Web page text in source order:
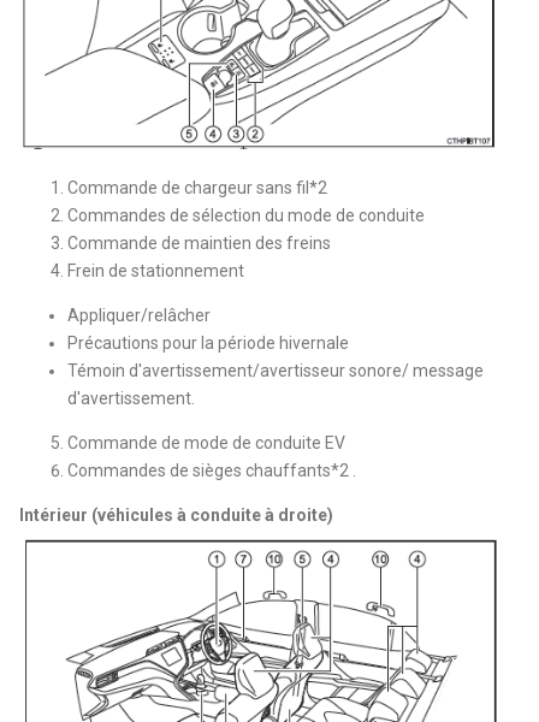
Commande de chargeur sans fil*2
Commandes de sélection du mode de conduite
Commande de maintien des freins
Frein de stationnement
Appliquer/relâcher
Précautions pour la période hivernale
Témoin d'avertissement/avertisseur sonore/ message
d'avertissement.
Commande de mode de conduite EV
Commandes de sièges chauffants*2 .
Intérieur (véhicules à conduite à droite)